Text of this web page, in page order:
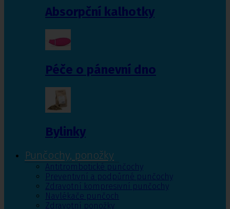
Absorpční kalhotky
Péče o pánevní dno
Bylinky
Punčochy, ponožky
Antitrombotické punčochy
Preventivní a podpůrné punčochy
Zdravotní kompresivní punčochy
Navlékače punčoch
Zdravotní ponožky